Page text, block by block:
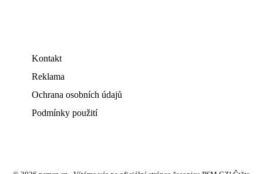
Kontakt
Reklama
Ochrana osobních údajů
Podmínky použití